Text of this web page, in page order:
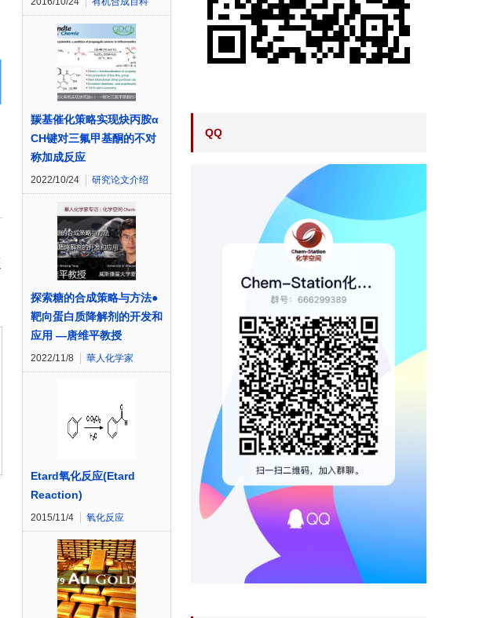
羰基催化策略实现炔丙胺α
CH键对三氟甲基酮的不对
称加成反应
2022/10/24 研究论文介绍
探索糖的合成策略与方法●
靶向蛋白质降解剂的开发和
应用 —唐维平教授
2022/11/8 華人化学家
Etard氧化反应(Etard
Reaction)
2015/11/4 氧化反应
QQ